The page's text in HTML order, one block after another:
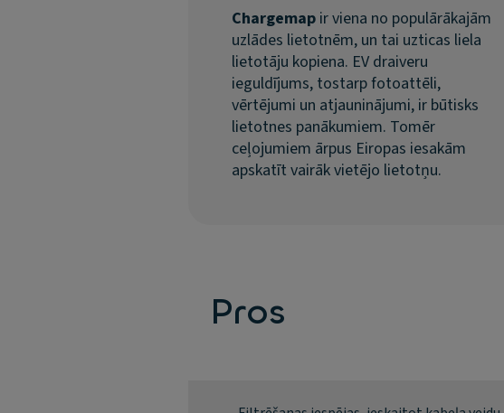
Chargemap ir viena no populārākajām
uzlādes lietotnēm, un tai uzticas liela
lietotāju kopiena. EV draiveru
ieguldījums, tostarp fotoattēli,
vērtējumi un atjauninājumi, ir būtisks
lietotnes panākumiem. Tomēr
ceļojumiem ārpus Eiropas iesakām
apskatīt vairāk vietējo lietotņu.
Pros